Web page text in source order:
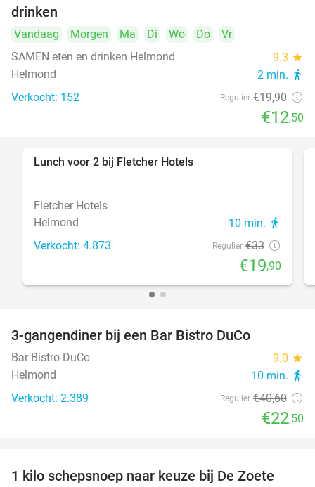
drinken
Vandaag Morgen Ma Di Wo Do
Vr
SAMEN eten en drinken Helmond
9.3 star
Helmond 2 min. directions_walk
Verkocht: 152 Regulier €19,90
€12,50
Lunch voor 2 bij Fletcher Hotels
Fletcher Hotels
Helmond
10 min. directions_walk
Verkocht: 4.873 Regulier €33
€19,90
3-gangendiner bij een Bar Bistro DuCo
Bar Bistro DuCo 9.0 star
Helmond 10 min. directions_walk
Verkocht: 2.389 Regulier €40,60
€22,50
32%
1 kilo schepsnoep naar keuze bij De Zoete